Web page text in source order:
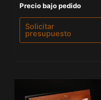
Valorado
con
0
de
Precio bajo pedido
Solicitar
presupuesto